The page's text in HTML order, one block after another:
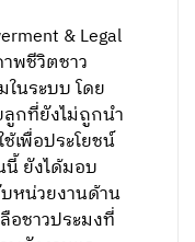
& Legal
พชีวิตชาว
ในระบบ โดย
กที่ยังไม่ถูกนำ
เพื่อประโยชน์
นี้ ยังได้มอบ
หน่วยงานด้าน
อชาวประมงที่